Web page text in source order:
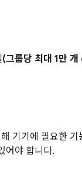
(그룹당 최대 1만
기기에 필요한 기
어야 합니다.